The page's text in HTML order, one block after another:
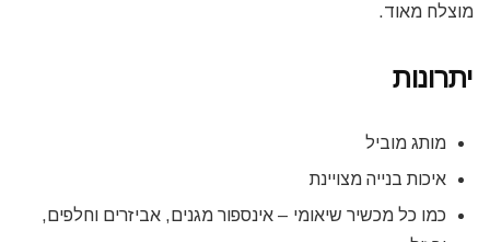
מוצלח מאוד.
יתרונות
מותג מוביל
איכות בנייה מצויינת
כמו כל מכשיר שיאומי – אינספור מגנים, אביזרים וחלפים,